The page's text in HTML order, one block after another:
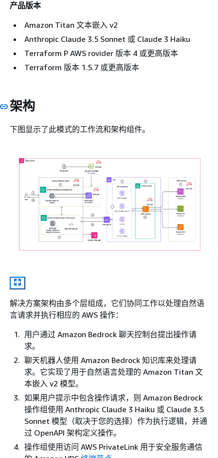
产品版本
Amazon Titan 文本嵌入 v2
Anthropic Claude 3.5 Sonnet 或 Claude 3 Haiku
Terraform P AWS rovider 版本 4 或更高版本
Terraform 版本 1.5.7 或更高版本
架构
下图显示了此模式的工作流和架构组件。
解决方案架构由多个层组成，它们协同工作以处理自然语
言请求并执行相应的 AWS 操作：
用户通过 Amazon Bedrock 聊天控制台提出操作请
求。
聊天机器人使用 Amazon Bedrock 知识库来处理请
求。它实现了用于自然语言处理的 Amazon Titan 文
本嵌入 v2 模型。
如果用户提示中包含操作请求，则 Amazon Bedrock
操作组使用 Anthropic Claude 3 Haiku 或 Claude 3.5
Sonnet 模型（取决于您的选择）作为执行逻辑，并通
过 OpenAPI 架构定义操作。
操作组使用访问 AWS PrivateLink 用于安全服务通信